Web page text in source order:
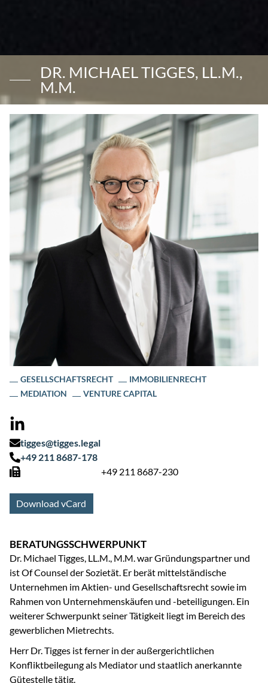
DR. MICHAEL TIGGES, LL.M.,
M.M.
GESELLSCHAFTSRECHT
IMMOBILIENRECHT
MEDIATION
VENTURE CAPITAL
tigges@tigges.legal
+49 211 8687-178
+49 211 8687-230
Download vCard
BERATUNGSSCHWERPUNKT
Dr. Michael Tigges, LL.M., M.M. war Gründungspartner und
ist Of Counsel der Sozietät. Er berät mittelständische
Unternehmen im Aktien- und Gesellschaftsrecht sowie im
Rahmen von Unternehmenskäufen und -beteiligungen. Ein
weiterer Schwerpunkt seiner Tätigkeit liegt im Bereich des
gewerblichen Mietrechts.
Herr Dr. Tigges ist ferner in der außergerichtlichen
Konfliktbeilegung als Mediator und staatlich anerkannte
Gütestelle tätig.